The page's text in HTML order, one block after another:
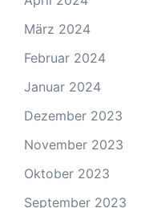
März 2024
Februar 2024
Januar 2024
Dezember 2023
November 2023
Oktober 2023
September 2023